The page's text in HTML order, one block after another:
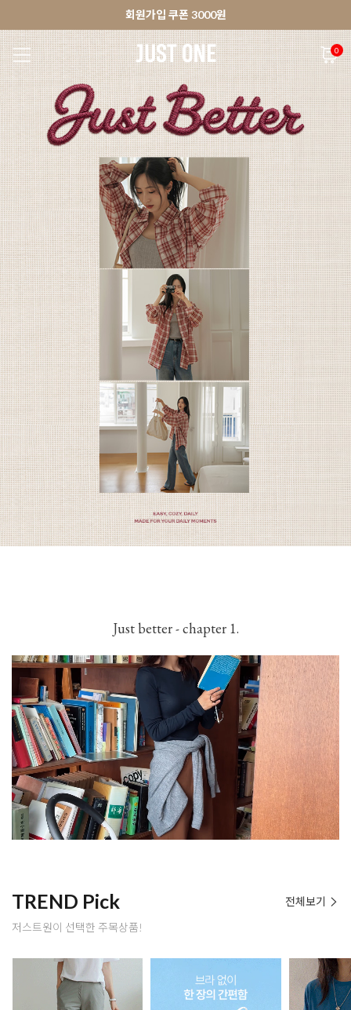
앱 다운로드 10% 할인쿠폰
🚀오늘출발상품 당일발송 배송중
회원가입 쿠폰 3000원
앱 다운로드 10% 할인쿠폰
0
NEW 7% BEST 🚀오늘출발 MADE . J 상의 팬츠
Just better - chapter 1.
TREND Pick
저스트원이 선택한 주목상품!
전체보기